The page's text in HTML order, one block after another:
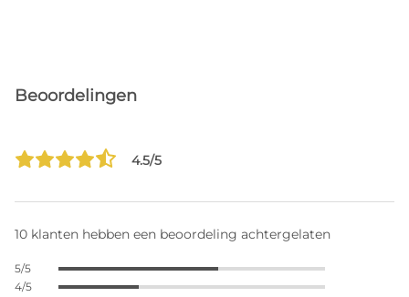
Beoordelingen
4.5/5
10 klanten hebben een beoordeling achtergelaten
5/5
4/5